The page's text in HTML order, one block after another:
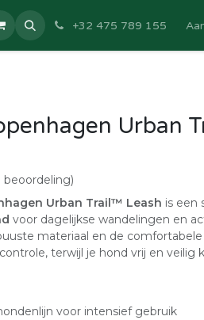
+32 475 789 155
Urban
beoordeling)
Urban Trail™ Leash is een
voor dagelijkse wandelingen en
materiaal en de
terwijl je hond vrij en veilig
voor intensief gebruik